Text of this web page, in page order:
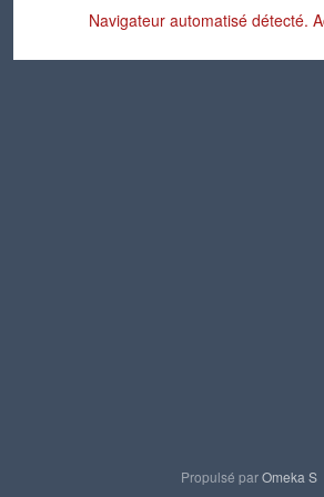
Navigateur automatisé détecté.
Propulsé parOmeka S